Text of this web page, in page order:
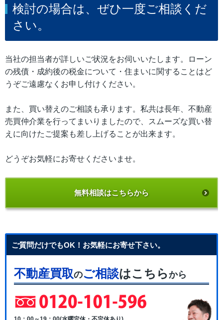
検討の場合は、ぜひ一度ご相談くだ
さい。
当社の担当者が詳しいご状況をお伺いいたします。ローン
の残債・成約後の税金について・住まいに関することはど
うぞご遠慮なくお申し付けください。
また、買い替えのご相談も承ります。私共は長年、不動産
売買仲介業を行ってまいりましたので、スムーズな買い替
えに向けたご提案も差し上げることが出来ます。
どうぞお気軽にお寄せくださいませ。
無料相談はこちらから
ご質問だけでもOK！お気軽にお寄せ下さい。
不動産買取のご相談はこちらから